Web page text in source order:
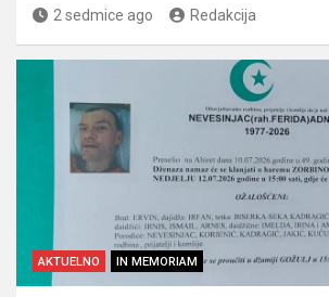
2 sedmice ago Redakcija
AKTUELNO IN MEMORIAM